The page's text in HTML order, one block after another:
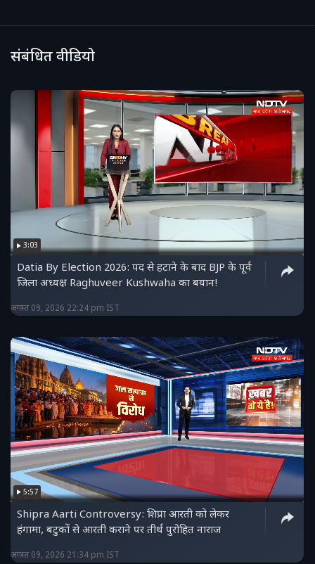
संबंधित वीडियो
3:03
Datia By Election 2026: पद से हटाने के बाद BJP के पूर्व
जिला अध्यक्ष Raghuveer Kushwaha का बयान!
अगस्त 09, 2026 22:24 pm IST
5:57
Shipra Aarti Controversy: शिप्रा आरती को लेकर
हंगामा, बटुकों से आरती कराने पर तीर्थ पुरोहित नाराज
अगस्त 09, 2026 21:34 pm IST